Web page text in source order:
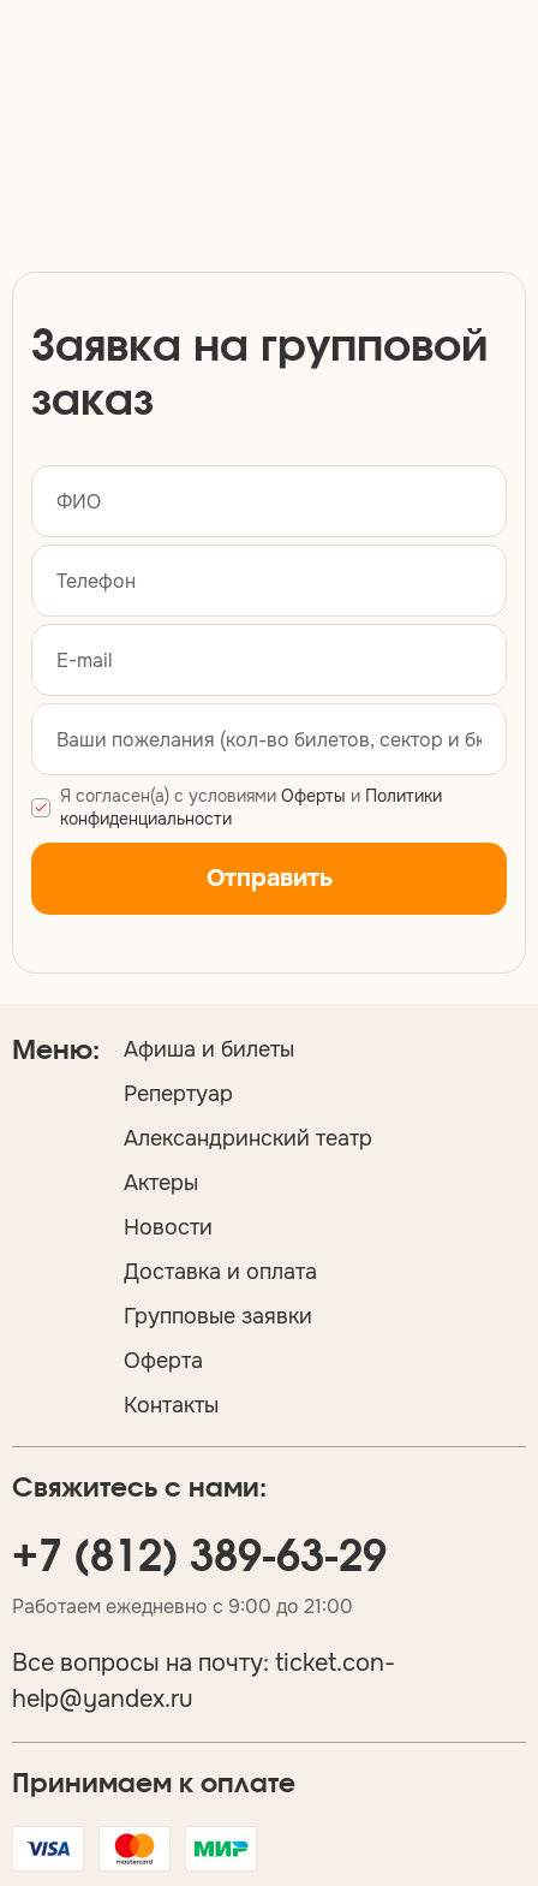
Заявка на групповой
заказ
Я согласен(а) с условиями Оферты и Политики
конфиденциальности
Отправить
Принимаем к оплате
Свяжитесь с нами:
+7 (812) 389-63-29
Работаем ежедневно с 9:00 до 21:00
Все вопросы на почту: ticket.con-
help@yandex.ru
Меню:
Афиша и билеты
Репертуар
Александринский театр
Актеры
Новости
Доставка и оплата
Групповые заявки
Оферта
Контакты